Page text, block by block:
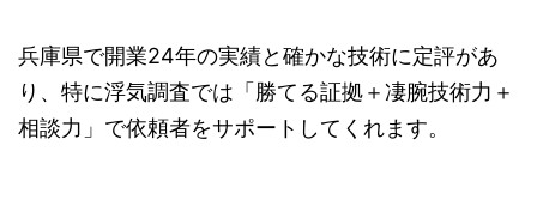
兵庫県で開業24年の実績と確かな技術に定評があ
り、特に浮気調査では「勝てる証拠＋凄腕技術力＋
相談力」で依頼者をサポートしてくれます。